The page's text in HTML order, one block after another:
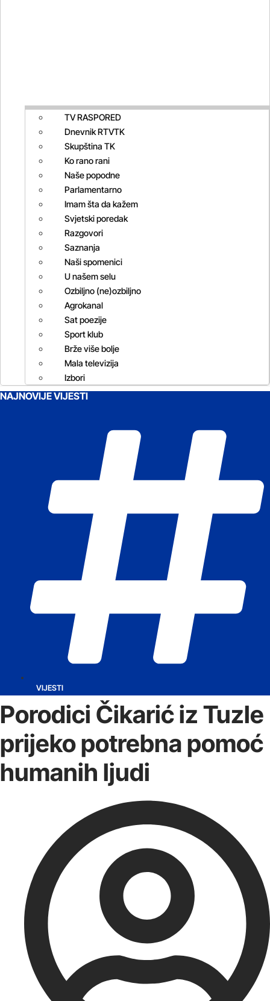
TV RASPORED
Dnevnik RTVTK
Skupština TK
Ko rano rani
Naše popodne
Parlamentarno
Imam šta da kažem
Svjetski poredak
Razgovori
Saznanja
Naši spomenici
U našem selu
Ozbiljno (ne)ozbiljno
Agrokanal
Sat poezije
Sport klub
Brže više bolje
Mala televizija
Izbori
NAJNOVIJE VIJESTI
VIJESTI
Porodici Čikarić iz Tuzle
prijeko potrebna pomoć
humanih ljudi